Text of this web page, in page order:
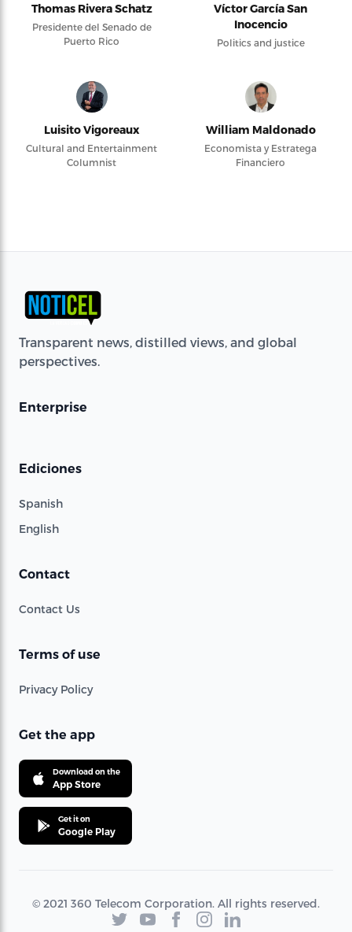
Thomas Rivera Schatz
Presidente del Senado de
Puerto Rico
Víctor García San
Inocencio
Politics and justice
Luisito Vigoreaux
Cultural and Entertainment
Columnist
William Maldonado
Economista y Estratega
Financiero
Transparent news, distilled views, and global
perspectives.
Enterprise
Ediciones
Spanish
English
Contact
Contact Us
Terms of use
Privacy Policy
Get the app
Download on the
App Store
Get it on
Google Play
© 2021 360 Telecom Corporation. All rights reserved.